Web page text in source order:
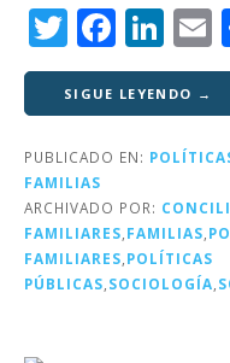
T
w
it
te
r
F
a
c
e
o
o
k
Li
n
k
e
n
l
SIGUE LEYENDO →
PUBLICADO EN:
FAMILIAS
ARCHIVADO POR:
FAMILIARES,FAMILIAS,
FAMILIARES,POLÍTICAS
PÚBLICAS,SOCIOLOGÍA,